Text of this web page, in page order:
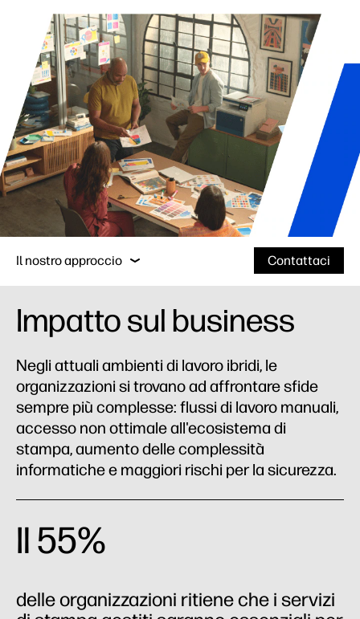
Impatto sul business Perché scegliere HP?
Il nostro approccio
Servizi
Case study
Settori
Contattaci
Impatto sul business
Negli attuali ambienti di lavoro ibridi, le
organizzazioni si trovano ad affrontare sfide
sempre più complesse: flussi di lavoro manuali,
accesso non ottimale all'ecosistema di
stampa, aumento delle complessità
informatiche e maggiori rischi per la sicurezza.
Il 55%
delle organizzazioni ritiene che i servizi